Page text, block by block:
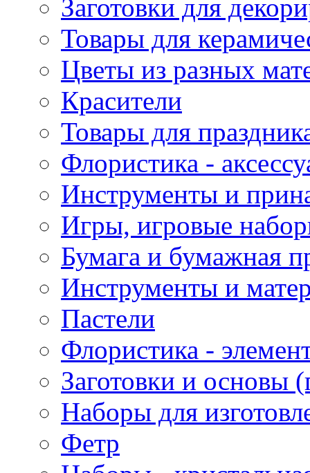
Заготовки для
Товары для
Цветы из разных
Красители
Товары для
Флористика -
Инструменты и
Игры, игровые
Бумага и бумажная
Инструменты и
Пастели
Флористика -
Заготовки и основы
Наборы для
Фетр